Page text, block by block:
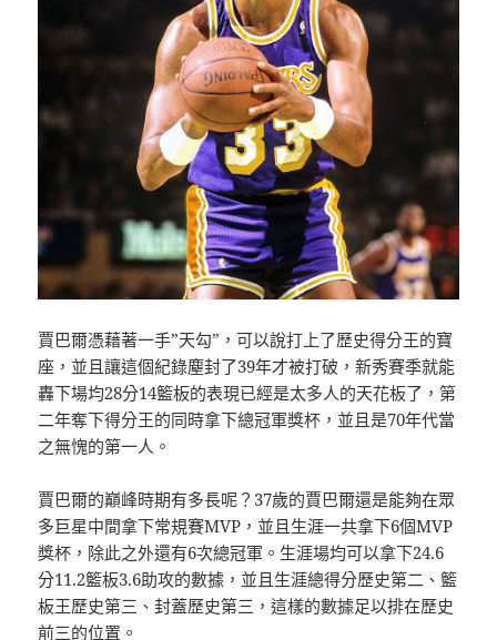
賈巴爾憑藉著一手”天勾”，可以說打上了歷史得分王的寶
座，並且讓這個紀錄塵封了39年才被打破，新秀賽季就能
轟下場均28分14籃板的表現已經是太多人的天花板了，第
二年奪下得分王的同時拿下總冠軍獎杯，並且是70年代當
之無愧的第一人。
賈巴爾的巔峰時期有多長呢？37歲的賈巴爾還是能夠在眾
多巨星中間拿下常規賽MVP，並且生涯一共拿下6個MVP
獎杯，除此之外還有6次總冠軍。生涯場均可以拿下24.6
分11.2籃板3.6助攻的數據，並且生涯總得分歷史第二、籃
板王歷史第三、封蓋歷史第三，這樣的數據足以排在歷史
前三的位置。